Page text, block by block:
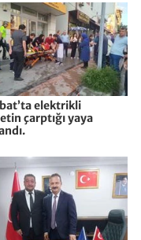
elektrikli
çarptığı yaya